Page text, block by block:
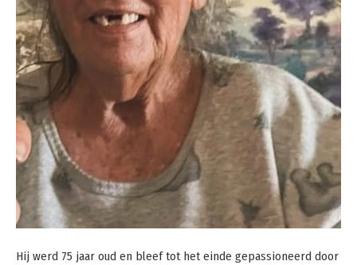
Hij werd 75 jaar oud en bleef tot het einde gepassioneerd door